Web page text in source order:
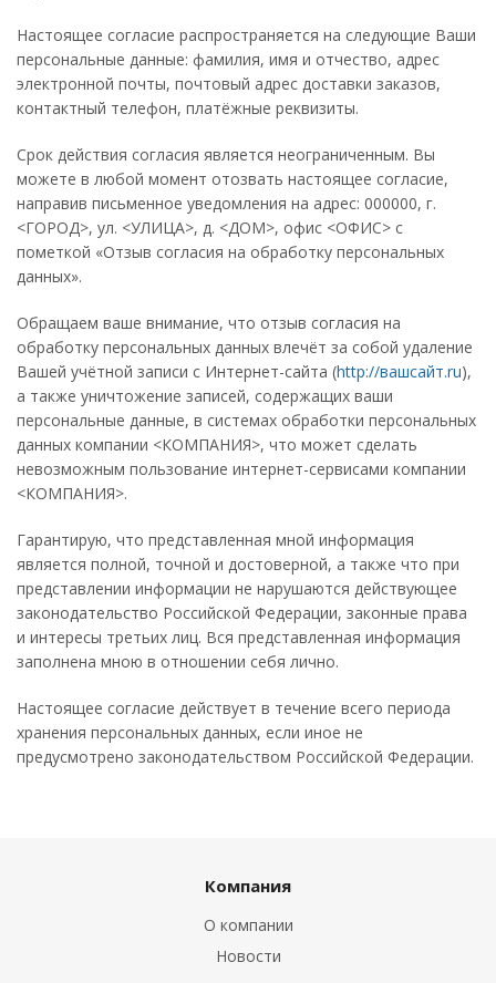
Настоящее согласие распространяется на следующие Ваши
персональные данные: фамилия, имя и отчество, адрес
электронной почты, почтовый адрес доставки заказов,
контактный телефон, платёжные реквизиты.
Срок действия согласия является неограниченным. Вы
можете в любой момент отозвать настоящее согласие,
направив письменное уведомления на адрес: 000000, г.
<ГОРОД>, ул. <УЛИЦА>, д. <ДОМ>, офис <ОФИС> с
пометкой «Отзыв согласия на обработку персональных
данных».
Обращаем ваше внимание, что отзыв согласия на
обработку персональных данных влечёт за собой удаление
Вашей учётной записи с Интернет-сайта (http://вашсайт.ru),
а также уничтожение записей, содержащих ваши
персональные данные, в системах обработки персональных
данных компании <КОМПАНИЯ>, что может сделать
невозможным пользование интернет-сервисами компании
<КОМПАНИЯ>.
Гарантирую, что представленная мной информация
является полной, точной и достоверной, а также что при
представлении информации не нарушаются действующее
законодательство Российской Федерации, законные права
и интересы третьих лиц. Вся представленная информация
заполнена мною в отношении себя лично.
Настоящее согласие действует в течение всего периода
хранения персональных данных, если иное не
предусмотрено законодательством Российской Федерации.
Компания
О компании
Новости